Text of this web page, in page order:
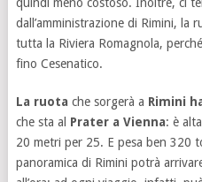
dall’amministrazione di Rimini, la
tutta la Riviera Romagnola,
fino Cesenatico.
La ruota che sorgerà a Rimini
che sta al Prater a Vienna: è
20 metri per 25. E pesa ben 320
panoramica di Rimini potrà